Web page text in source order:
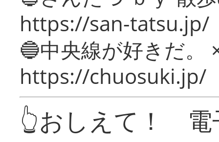
https://san-tatsu.jp/
🔵中央線が好きだ。
https://chuosuki.jp/
👆おしえて！ 電